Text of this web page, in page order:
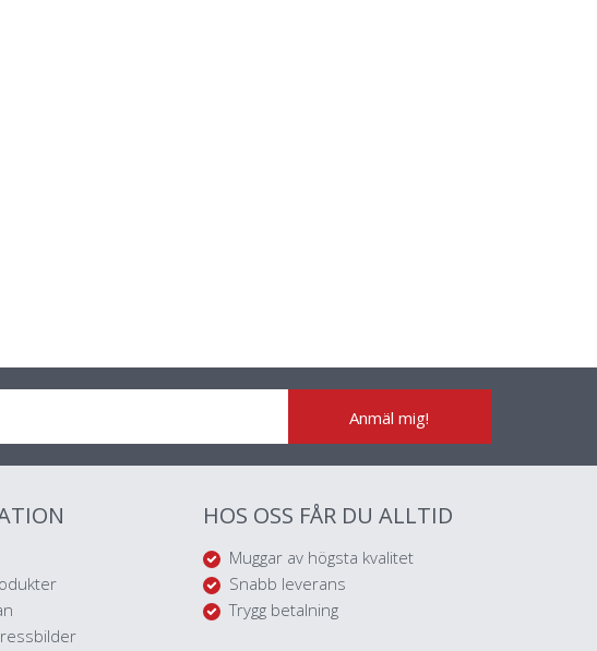
Anmäl mig!
HOS OSS FÅR DU ALLTID
Muggar av högsta kvalitet
Snabb leverans
Trygg betalning